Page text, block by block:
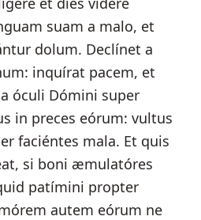
suam a malo, et
dolum. Declínet a
inquírat pacem, et
óculi Dómini super
in preces eórum: vultus
faciéntes mala. Et quis
si boni æmulatóres
patímini propter
autem eórum ne